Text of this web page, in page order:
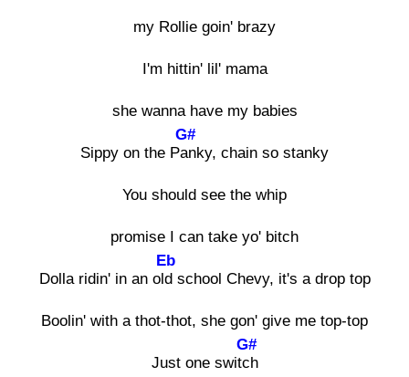
my Rollie goin' brazy
I'm hittin' lil' mama
she wanna have my babies
Sippy on the Pan
G#
ky, chain so stanky
You should see the whip
promise I can take yo' bitch
Dolla ridin' in an old
Eb
school Chevy, it's a drop top
Boolin' with a thot-thot, she gon' give me top-top
Just one switch
G#